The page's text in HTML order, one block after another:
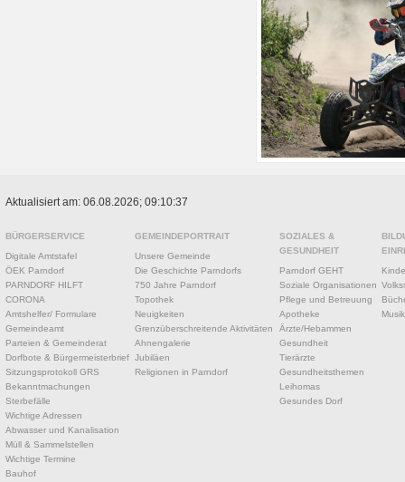
Aktualisiert am: 06.08.2026; 09:10:37
BÜRGERSERVICE
Digitale Amtstafel
ÖEK Parndorf
PARNDORF HILFT
CORONA
Amtshelfer/ Formulare
Gemeindeamt
Parteien & Gemeinderat
Dorfbote & Bürgermeisterbrief
Sitzungsprotokoll GRS
Bekanntmachungen
Sterbefälle
Wichtige Adressen
Abwasser und Kanalisation
Müll & Sammelstellen
Wichtige Termine
Bauhof
GEMEINDEPORTRAIT
Unsere Gemeinde
Die Geschichte Parndorfs
750 Jahre Parndorf
Topothek
Neuigkeiten
Grenzüberschreitende Aktivitäten
Ahnengalerie
Jubiläen
Religionen in Parndorf
SOZIALES &
GESUNDHEIT
Parndorf GEHT
Soziale Organisationen
Pflege und Betreuung
Apotheke
Ärzte/Hebammen
Gesundheit
Tierärzte
Gesundheitsthemen
Leihomas
Gesundes Dorf